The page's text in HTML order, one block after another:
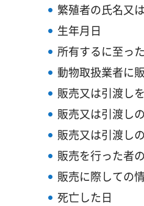
繁殖者の氏名又
生年月日
所有するに至っ
動物取扱業者に
販売又は引渡し
販売又は引渡し
販売又は引渡し
販売を行った者
販売に際しての
死亡した日